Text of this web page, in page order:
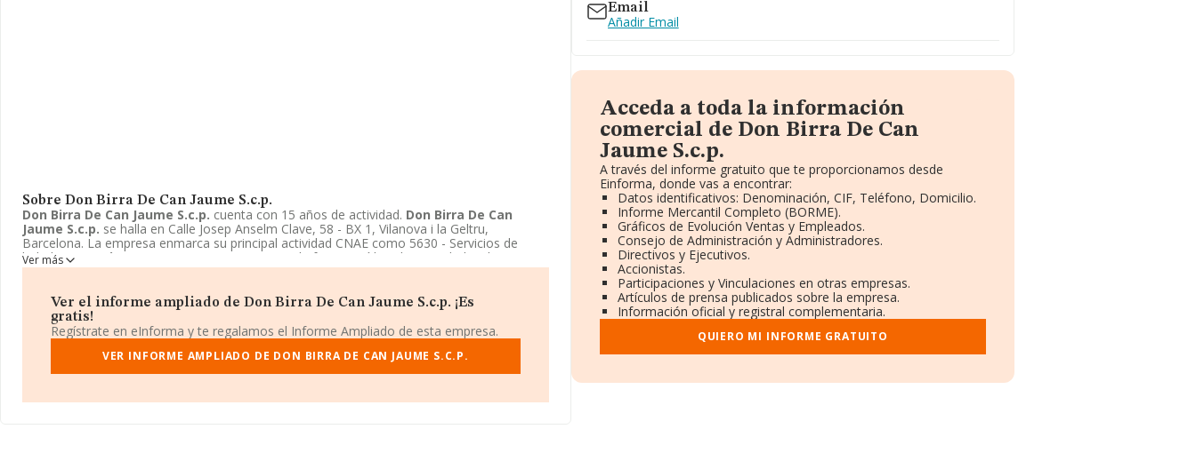
Sobre Don Birra De Can Jaume S.c.p.
Don Birra De Can Jaume S.c.p. cuenta con 15 años de actividad. Don Birra De Can
Jaume S.c.p. se halla en Calle Josep Anselm Clave, 58 - BX 1, Vilanova i la Geltru,
Barcelona. La empresa enmarca su principal actividad CNAE como 5630 - Servicios de
bebidas.Don Birra De Can Jaume S.c.p. toma la forma jurídica de Sociedad civil.
Ver más
Ver el informe ampliado de Don Birra De Can Jaume S.c.p. ¡Es
gratis!
Regístrate en eInforma y te regalamos el Informe Ampliado de esta empresa.
VER INFORME AMPLIADO DE DON BIRRA DE CAN JAUME S.C.P.
Email
Añadir Email
Acceda a toda la información
comercial de Don Birra De Can
Jaume S.c.p.
A través del informe gratuito que te proporcionamos desde
Einforma, donde vas a encontrar:
Datos identificativos: Denominación, CIF, Teléfono, Domicilio.
Informe Mercantil Completo (BORME).
Gráficos de Evolución Ventas y Empleados.
Consejo de Administración y Administradores.
Directivos y Ejecutivos.
Accionistas.
Participaciones y Vinculaciones en otras empresas.
Artículos de prensa publicados sobre la empresa.
Información oficial y registral complementaria.
QUIERO MI INFORME GRATUITO